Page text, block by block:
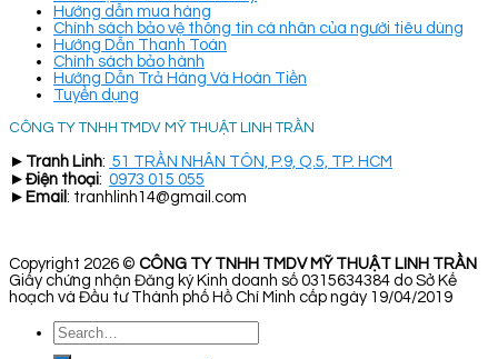
Hướng dẫn mua hàng
Chính sách bảo vệ thông tin cá nhân của người tiêu dùng
Hướng Dẫn Thanh Toán
Chính sách bảo hành
Hướng Dẫn Trả Hàng Và Hoàn Tiền
Tuyển dụng
CÔNG TY TNHH TMDV MỸ THUẬT LINH TRẦN
► Tranh Linh: 51 TRẦN NHÂN TÔN, P.9, Q.5, TP. HCM
► Điện thoại: 0973 015 055
► Email : tranhlinh14@gmail.com
Copyright 2026 © CÔNG TY TNHH TMDV MỸ THUẬT LINH TRẦN
Giấy chứng nhận Đăng ký Kinh doanh số 0315634384 do Sở Kế
hoạch và Đầu tư Thành phố Hồ Chí Minh cấp ngày 19/04/2019
Search
for: